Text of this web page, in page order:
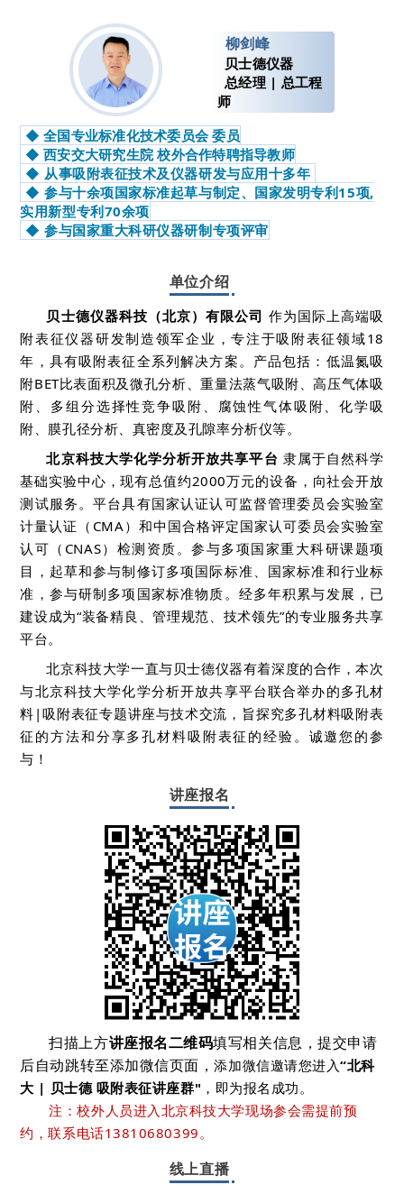
柳剑峰
贝士德仪器
总经理 | 总工程
师
◆ 全国专业标准化技术委员会 委员
◆ 西安交大研究生院 校外合作特聘指导教师
◆ 从事吸附表征技术及仪器研发与应用十多年
◆ 参与十余项国家标准起草与制定、国家发明专利15项,
实用新型专利70余项
◆ 参与国家重大科研仪器研制专项评审
单位介绍
贝士德仪器科技（北京）有限公司 作为国际上高端吸
附表征仪器研发制造领军企业，专注于吸附表征领域18
年，具有吸附表征全系列解决方案。产品包括：低温氮吸
附BET比表面积及微孔分析、重量法蒸气吸附、高压气体吸
附、多组分选择性竞争吸附、腐蚀性气体吸附、化学吸
附、膜孔径分析、真密度及孔隙率分析仪等。
北京科技大学化学分析开放共享平台 隶属于自然科学
基础实验中心 ，现有总值约2000万元的设备，向社会开放
测试服务。平台具有国家认证认可监督管理委员会实验室
计量认证（CMA）和中国合格评定国家认可委员会实验室
认可（CNAS）检测资质。参与多项国家重大科研课题项
目，起草和参与制修订多项国际标准、国家标准和行业标
准，参与研制多项国家标准物质。经多年积累与发展，已
建设成为“装备精良、管理规范、技术领先”的专业服务共享
平台。
北京科技大学一直与贝士德仪器有着深度的合作，本次
与北京科技大学化学分析开放共享平台联合举办的多孔材
料|吸附表征专题讲座与技术交流，旨探究多孔材料吸附表
征的方法和分享多孔材料吸附表征的经验。诚邀您的参
与！
讲座报名
扫描上方讲座报名二维码填写相关信息，提交申请
后自动跳转至添加微信页面 ，添加微信邀请您进入“北科
大 | 贝士德 吸附表征讲座群" ， 即为报名 成功。
注：校外人员进入北京科技大学现场参会需提前预
约，联系电话13810680399。
线上直播